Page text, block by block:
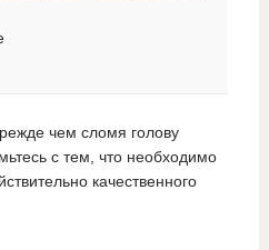
чем сломя голову
с тем, что необходимо
качественного